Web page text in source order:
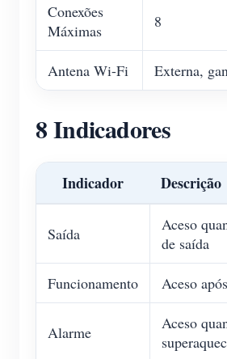
Conexões
Máximas
8
Antena Wi-Fi Externa,
8 Indicadores
Indicador Descrição
Saída
Aceso
de saída
Funcionamento Aceso
Alarme
Aceso